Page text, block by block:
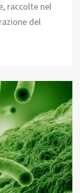
raccolte nel
del